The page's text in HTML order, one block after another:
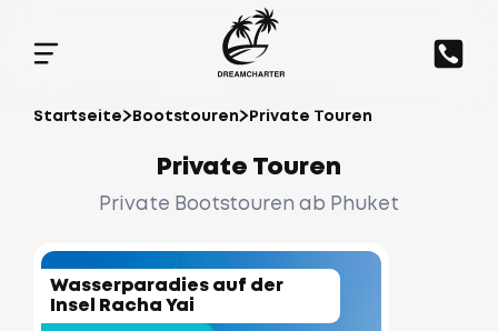
Startseite Bootstouren Private Touren
Private Touren
Private Bootstouren ab Phuket
Wasserparadies auf der
Insel Racha Yai